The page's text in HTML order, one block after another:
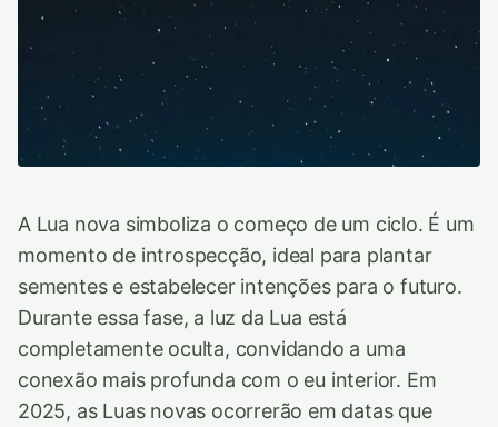
A Lua nova simboliza o começo de um ciclo. É um
momento de introspecção, ideal para plantar
sementes e estabelecer intenções para o futuro.
Durante essa fase, a luz da Lua está
completamente oculta, convidando a uma
conexão mais profunda com o eu interior. Em
2025, as Luas novas ocorrerão em datas que